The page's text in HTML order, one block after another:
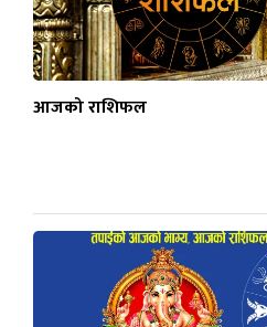
आजको राशिफल